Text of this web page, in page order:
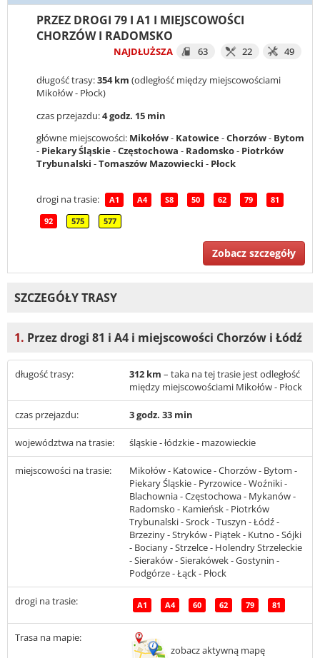
PRZEZ DROGI 79 I A1 I MIEJSCOWOŚCI
CHORZÓW I RADOMSKO
NAJDŁUŻSZA 63 22 49
długość trasy:354 km (odległość między miejscowościami
Mikołów - Płock)
czas przejazdu:4 godz. 15 min
główne miejscowości: Mikołów- Katowice-Chorzów- Bytom
- Piekary Śląskie-Częstochowa - Radomsko- Piotrków
Trybunalski -Tomaszów Mazowiecki - Płock
drogi na trasie: A1 A4 S8 50 62 79 81
92 575 577
Zobacz szczegóły
SZCZEGÓŁY TRASY
1. Przez drogi 81 i A4 i miejscowości Chorzów i Łódź
długość trasy: 312 km – taka na tej trasie jest odległość
między miejscowościami Mikołów - Płock
czas przejazdu: 3 godz. 33 min
województwa na trasie: śląskie - łódzkie - mazowieckie
miejscowości na trasie:
Mikołów - Katowice - Chorzów - Bytom -
Piekary Śląskie - Pyrzowice - Woźniki -
Blachownia - Częstochowa - Mykanów -
Radomsko - Kamieńsk - Piotrków
Trybunalski - Srock - Tuszyn - Łódź -
Brzeziny - Stryków - Piątek - Kutno - Sójki
- Bociany - Strzelce - Holendry Strzeleckie
- Sieraków - Sierakówek - Gostynin -
Podgórze - Łąck - Płock
drogi na trasie: A1 A4 60 62 79 81
Trasa na mapie:
zobacz aktywną mapę